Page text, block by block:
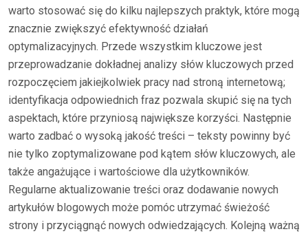
warto stosować się do kilku najlepszych praktyk, które mogą
znacznie zwiększyć efektywność działań
optymalizacyjnych. Przede wszystkim kluczowe jest
przeprowadzanie dokładnej analizy słów kluczowych przed
rozpoczęciem jakiejkolwiek pracy nad stroną internetową;
identyfikacja odpowiednich fraz pozwala skupić się na tych
aspektach, które przyniosą największe korzyści. Następnie
warto zadbać o wysoką jakość treści – teksty powinny być
nie tylko zoptymalizowane pod kątem słów kluczowych, ale
także angażujące i wartościowe dla użytkowników.
Regularne aktualizowanie treści oraz dodawanie nowych
artykułów blogowych może pomóc utrzymać świeżość
strony i przyciągnąć nowych odwiedzających. Kolejną ważną